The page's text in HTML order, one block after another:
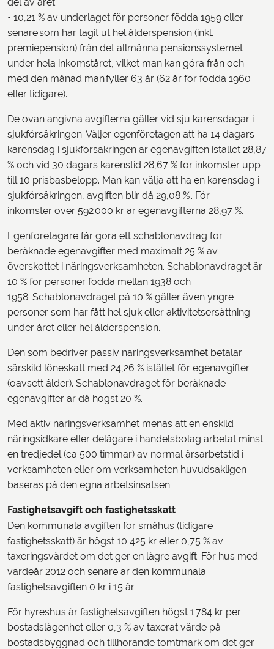
del av året.
• 10,21 % av underlaget för personer födda 1959 eller
senare som har tagit ut hel ålderspension (inkl.
premiepension) från det allmänna pensionssystemet
under hela inkomståret, vilket man kan göra från och
med den månad man fyller 63 år (62 år för födda 1960
eller tidigare).
De ovan angivna avgifterna gäller vid sju karensdagar i
sjukförsäkringen. Väljer egenföretagen att ha 14 dagars
karensdag i sjukförsäkringen är egenavgiften istället 28,87
% och vid 30 dagars karenstid 28,67 % för inkomster upp
till 10 prisbasbelopp. Man kan välja att ha en karensdag i
sjukförsäkringen, avgiften blir då 29,08 % . För
inkomster över 592 000 kr är egenavgifterna 28,97 %.
Egenföretagare får göra ett schablonavdrag för
beräknade egenavgifter med maximalt 25 % av
överskottet i näringsverksamheten. Schablonavdraget är
10 % för personer födda mellan 1938 och
1958. Schablonavdraget på 10 % gäller även yngre
personer som har fått hel sjuk eller aktivitetsersättning
under året eller hel ålderspension.
Den som bedriver passiv näringsverksamhet betalar
särskild löneskatt med 24,26 % istället för egenavgifter
(oavsett ålder). Schablonavdraget för beräknade
egenavgifter är då högst 20 %.
Med aktiv näringsverksamhet menas att en enskild
näringsidkare eller delägare i handelsbolag arbetat minst
en tredjedel (ca 500 timmar) av normal årsarbetstid i
verksamheten eller om verksamheten huvudsakligen
baseras på den egna arbetsinsatsen.
Fastighetsavgift och fastighetsskatt
Den kommunala avgiften för småhus (tidigare
fastighetsskatt) är högst 10 425 kr eller 0,75 % av
taxeringsvärdet om det ger en lägre avgift. För hus med
värdeår 2012 och senare är den kommunala
fastighetsavgiften 0 kr i 15 år.
För hyreshus är fastighetsavgiften högst 1 784 kr per
bostadslägenhet eller 0,3 % av taxerat värde på
bostadsbyggnad och tillhörande tomtmark om det ger